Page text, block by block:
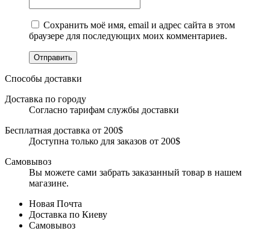
Сохранить моё имя, email и адрес сайта в этом
браузере для последующих моих комментариев.
Отправить
Способы доставки
Доставка по городу
Согласно тарифам службы доставки
Бесплатная доставка от 200$
Доступна только для заказов от 200$
Самовывоз
Вы можете сами забрать заказанный товар в нашем
магазине.
Новая Почта
Доставка по Киеву
Самовывоз